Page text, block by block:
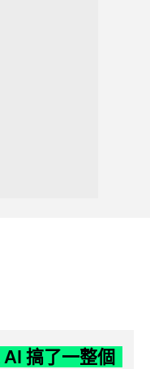
搞了一整個